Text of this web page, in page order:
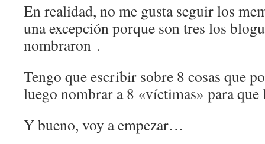
En realidad, no me gusta seguir los
una excepción porque son tres los
nombraron .
Tengo que escribir sobre 8 cosas que
luego nombrar a 8 «víctimas» para que
Y bueno, voy a empezar…